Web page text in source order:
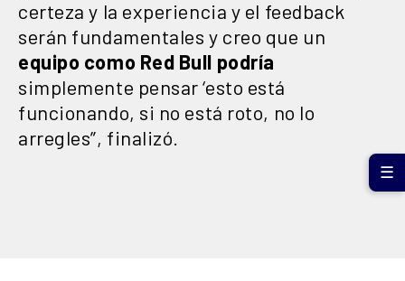
certeza y la experiencia y el feedback
serán fundamentales y creo que un
equipo como Red Bull podría
simplemente pensar ‘esto está
funcionando, si no está roto, no lo
arregles”, finalizó.
☰